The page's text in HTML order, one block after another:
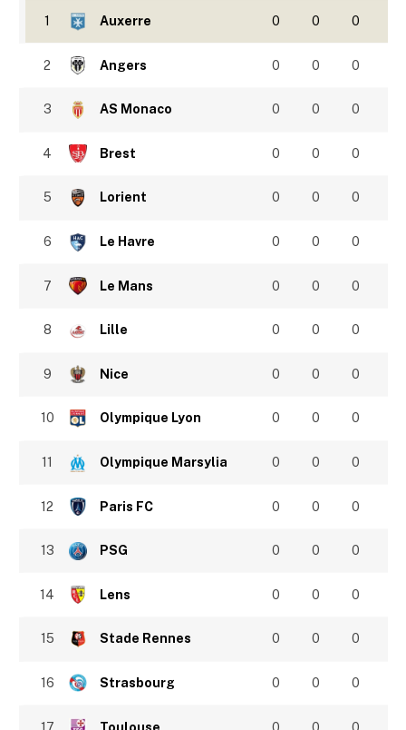
1 Auxerre 0 0 0
2 Angers 0 0 0
3 AS Monaco 0 0 0
4 Brest 0 0 0
5 Lorient 0 0 0
6 Le Havre 0 0 0
7 Le Mans 0 0 0
8 Lille 0 0 0
9 Nice 0 0 0
10 Olympique Lyon 0 0 0
11 Olympique Marsylia 0 0 0
12 Paris FC 0 0 0
13 PSG 0 0 0
14 Lens 0 0 0
15 Stade Rennes 0 0 0
16 Strasbourg 0 0 0
17 Toulouse 0 0 0